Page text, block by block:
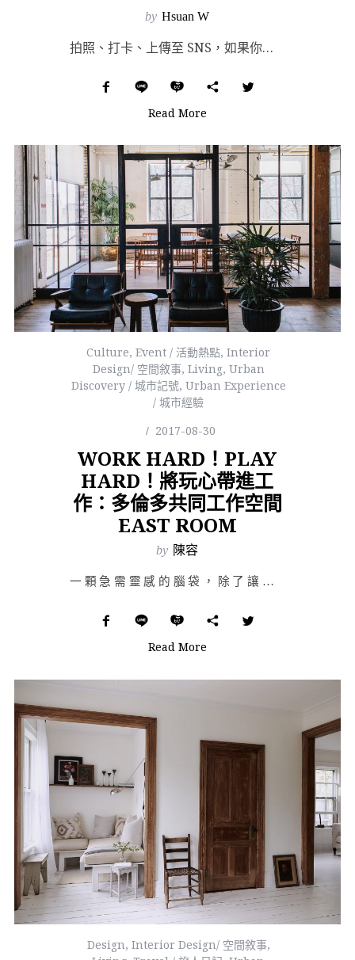
by Hsuan W
拍照、打卡、上傳至 SNS，如果你也對這三個步驟嚷嚷上口，那你絕對會喜歡這間被譽為「為 Instag...
Read More
Culture,Event / 活動熱點,Interior
Design/ 空間敘事, Living, Urban
Discovery / 城市記號, Urban Experience
/ 城市經驗
2017-08-30
WORK HARD！PLAY
HARD！將玩心帶進工
作：多倫多共同工作空間
EAST ROOM
by 陳容
一顆急需靈感的腦袋，除了讓它在「on」時高速運轉充滿效率，「off」的交替切換也即為重要；只知土法煉…
Read More
Design, Interior Design/ 空間敘事,